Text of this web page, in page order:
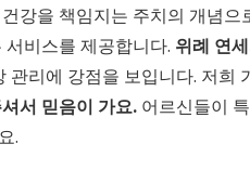
강을 책임지는 주치의 개념
비스를 제공합니다. 위례 연
관리에 강점을 보입니다. 저희
서 믿음이 가요. 어르신들이
.